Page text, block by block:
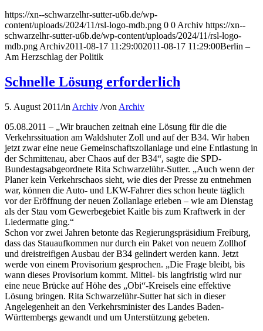
https://xn--schwarzelhr-sutter-u6b.de/wp-
content/uploads/2024/11/rsl-logo-mdb.png 0 0 Archiv https://xn--
schwarzelhr-sutter-u6b.de/wp-content/uploads/2024/11/rsl-logo-
mdb.png Archiv2011-08-17 11:29:002011-08-17 11:29:00Berlin –
Am Herzschlag der Politik
Schnelle Lösung erforderlich
5. August 2011/in Archiv /von Archiv
05.08.2011 – „Wir brauchen zeitnah eine Lösung für die die
Verkehrssituation am Waldshuter Zoll und auf der B34. Wir haben
jetzt zwar eine neue Gemeinschaftszollanlage und eine Entlastung in
der Schmittenau, aber Chaos auf der B34“, sagte die SPD-
Bundestagsabgeordnete Rita Schwarzelühr-Sutter. „Auch wenn der
Planer kein Verkehrschaos sieht, wie dies der Presse zu entnehmen
war, können die Auto- und LKW-Fahrer dies schon heute täglich
vor der Eröffnung der neuen Zollanlage erleben – wie am Dienstag
als der Stau vom Gewerbegebiet Kaitle bis zum Kraftwerk in der
Liedermatte ging.“
Schon vor zwei Jahren betonte das Regierungspräsidium Freiburg,
dass das Stauaufkommen nur durch ein Paket von neuem Zollhof
und dreistreifigen Ausbau der B34 gelindert werden kann. Jetzt
werde von einem Provisorium gesprochen. „Die Frage bleibt, bis
wann dieses Provisorium kommt. Mittel- bis langfristig wird nur
eine neue Brücke auf Höhe des „Obi“-Kreisels eine effektive
Lösung bringen. Rita Schwarzelühr-Sutter hat sich in dieser
Angelegenheit an den Verkehrsminister des Landes Baden-
Württembergs gewandt und um Unterstützung gebeten.